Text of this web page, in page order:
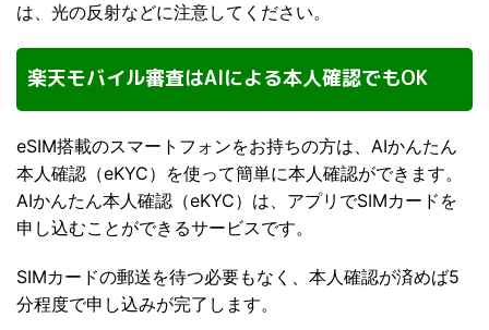
は、光の反射などに注意してください。
楽天モバイル審査はAIによる本人確認でもOK
eSIM搭載のスマートフォンをお持ちの方は、AIかんたん
本人確認（eKYC）を使って簡単に本人確認ができます。
AIかんたん本人確認（eKYC）は、アプリでSIMカードを
申し込むことができるサービスです。
SIMカードの郵送を待つ必要もなく、本人確認が済めば5
分程度で申し込みが完了します。